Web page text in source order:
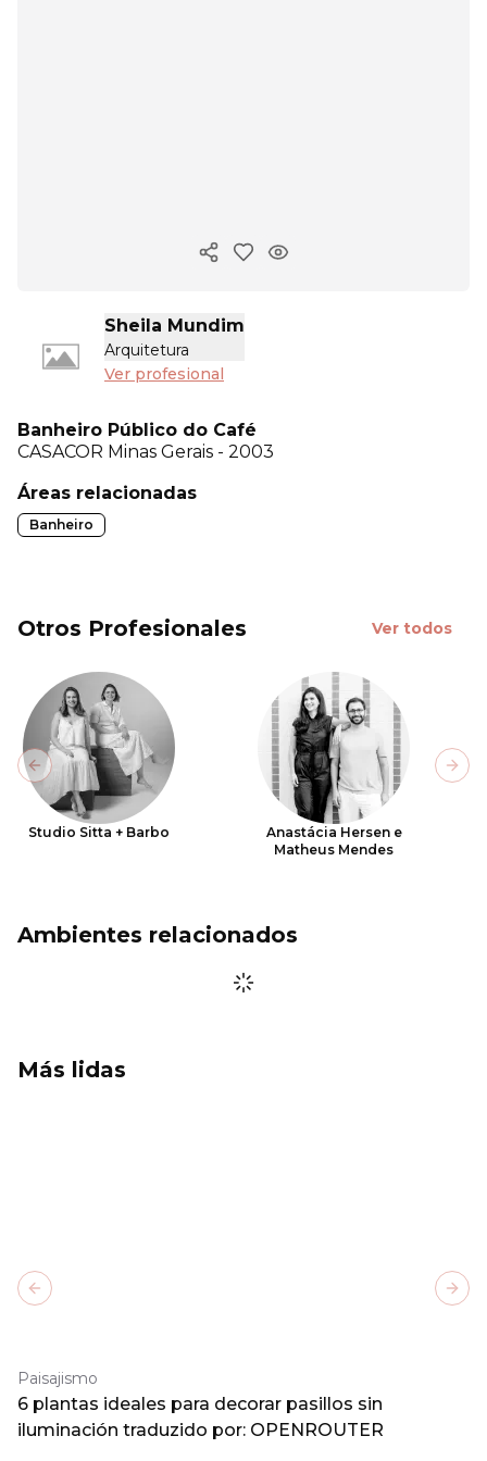
Copiar enlace
Sheila Mundim
Arquitetura
Ver profesional
Banheiro Público do Café
CASACOR Minas Gerais - 2003
Áreas relacionadas
Banheiro
Otros Profesionales Ver todos
Studio Sitta + Barbo
Anastácia Hersen e
Matheus Mendes
Previous slide
Ambientes relacionados
Más lidas
Paisajismo
6 plantas ideales para decorar pasillos sin
iluminación traduzido por: OPENROUTER
Previous slide